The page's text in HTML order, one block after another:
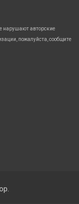
нарушают авторские
пожалуйста, сообщите